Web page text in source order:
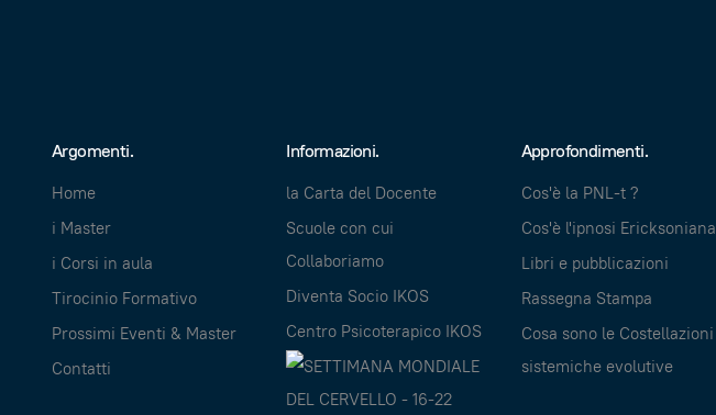
Argomenti.
Home
i Master
i Corsi in aula
Tirocinio Formativo
Prossimi Eventi & Master
Contatti
Informazioni.
la Carta del Docente
Scuole con cui
Collaboriamo
Diventa Socio IKOS
Centro Psicoterapico IKOS
Approfondimenti.
Cos'è la PNL-t ?
Cos'è l'ipnosi Ericksoniana
Libri e pubblicazioni
Rassegna Stampa
Cosa sono le Costellazioni
sistemiche evolutive